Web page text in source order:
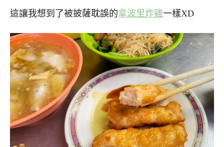
這讓我想到了被披薩耽誤的拿波里炸雞一樣XD